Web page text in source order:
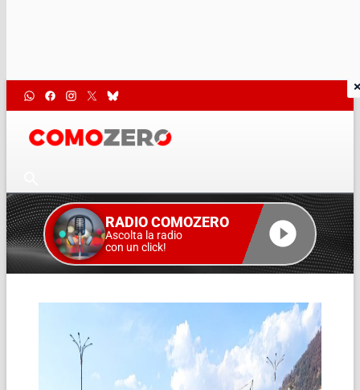
RADIO COMOZERO
Ascolta la radio
con un click!